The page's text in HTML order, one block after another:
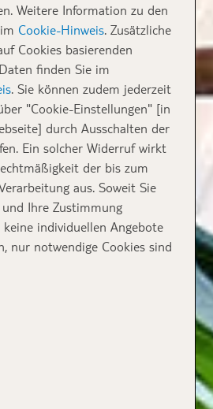
Weitere Information zu den
Cookie-Hinweis. Zusätzliche
Cookies basierenden
finden Sie im
. Sie können zudem jederzeit
"Cookie-Einstellungen" [in
durch Ausschalten der
Ein solcher Widerruf wirkt
der bis zum
aus. Soweit Sie
und Ihre Zustimmung
keine individuellen Angebote
nur notwendige Cookies sind